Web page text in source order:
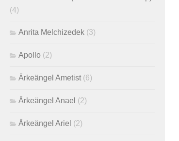
(4)
Anrita Melchizedek (3)
Apollo (2)
Ärkeängel Ametist (6)
Ärkeängel Anael (2)
Ärkeängel Ariel (2)